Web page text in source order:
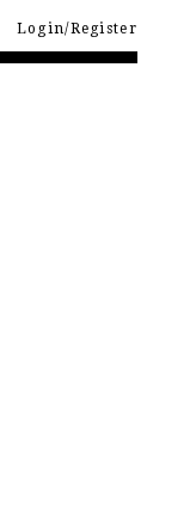
Login/Register